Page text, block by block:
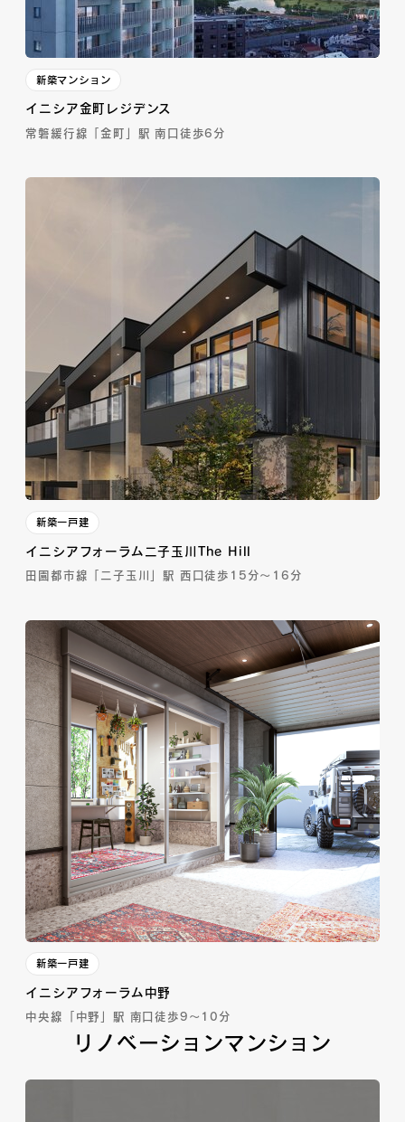
新築マンション
イニシア金町レジデンス
常磐緩行線「金町」駅 南口徒歩6分
新築一戸建
イニシアフォーラム二子玉川The Hill
田園都市線「二子玉川」駅 西口徒歩15分～16分
新築一戸建
イニシアフォーラム中野
中央線「中野」駅 南口徒歩9～10分
リノベーションマンション